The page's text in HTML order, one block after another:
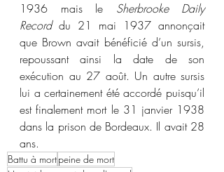
1936 mais le Sherbrooke Daily
Record du 21 mai 1937 annonçait
que Brown avait bénéficié d’un sursis,
repoussant ainsi la date de son
exécution au 27 août. Un autre sursis
lui a certainement été accordé puisqu’il
est finalement mort le 31 janvier 1938
dans la prison de Bordeaux. Il avait 28
ans.
Battu à mortpeine de mort